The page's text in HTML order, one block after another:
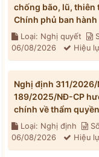
chống bão, lũ, thiên
Chính phủ ban hành
Loại: Nghị quyết
06/08/2026
Hiệu
Nghị định 311/
189/2025/NĐ-CP
chính về thẩm
Loại: Nghị định
06/08/2026
Hiệu